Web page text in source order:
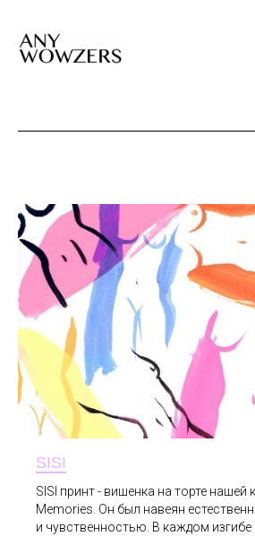
SISI
SISI принт - вишенка на торте нашей
Memories. Он был навеян
и чувственностью. В каждом